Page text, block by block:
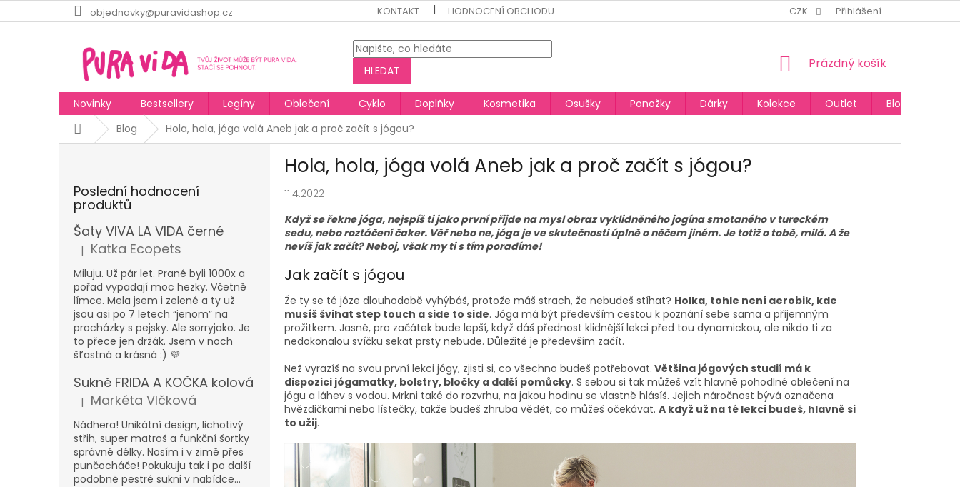
na
objednavky@puravidashop.cz KONTAKT HODNOCENÍ OBCHODU CZK Přihlášení
HLEDAT
NÁKUPNÍ
Prázdný košík
Novinky Bestsellery Legíny Oblečení Cyklo Doplňky Kosmetika Osušky Ponožky Dárky Kolekce Outlet
Blog
DomůBlog Hola, hola, jóga volá Aneb jak a proč začít s jógou?
Poslední hodnocení
produktů
Šaty VIVA LA VIDA černé
Hodnocení produktu je 5 z 5 hvězdiček.
| Katka Ecopets
Miluju. Už pár let. Prané byli 1000x a
pořad vypadají moc hezky. Včetně
límce. Mela jsem i zelené a ty už
jsou asi po 7 letech “jenom” na
procházky s pejsky. Ale sorryjako. Je
to přece jen držák. Jsem v noch
šťastná a krásná :) 💜
Sukně FRIDA A KOČKA kolová
Hodnocení produktu je 5 z 5 hvězdiček.
| Markéta Vlčková
Nádhera! Unikátní design, lichotivý
střih, super matroš a funkční šortky
správné délky. Nosím i v zimě přes
punčocháče! Pokukuju tak i po další
podobně pestré sukni v nabídce...
Hola, hola, jóga volá Aneb jak a proč začít s jógou?
11.4.2022
Když se řekne jóga, nejspíš ti jako první přijde na mysl obraz vyklidněného jogína smotaného v tureckém
sedu, nebo roztáčení čaker. Věř nebo ne, jóga je ve skutečnosti úplně o něčem jiném. Je totiž o tobě, milá. A že
nevíš jak začít? Neboj, však my ti s tím poradíme!
Jak začít s jógou
Že ty se té józe dlouhodobě vyhýbáš, protože máš strach, že nebudeš stíhat? Holka, tohle není aerobik, kde
musíš švihat step touch a side to side. Jóga má být především cestou k poznání sebe sama a příjemným
prožitkem. Jasně, pro začátek bude lepší, když dáš přednost klidnější lekci před tou dynamickou, ale nikdo ti za
nedokonalou svíčku sekat prsty nebude. Důležité je především začít.
Než vyrazíš na svou první lekci jógy, zjisti si, co všechno budeš potřebovat. Většina jógových studií má k
dispozici jógamatky, bolstry, bločky a další pomůcky. S sebou si tak můžeš vzít hlavně pohodlné oblečení na
jógu a láhev s vodou. Mrkni také do rozvrhu, na jakou hodinu se vlastně hlásíš. Jejich náročnost bývá označena
hvězdičkami nebo lístečky, takže budeš zhruba vědět, co můžeš očekávat. A když už na té lekci budeš, hlavně si
to užij.